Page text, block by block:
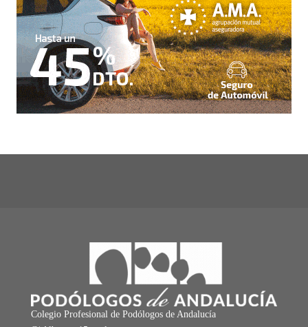
Colegio Profesional de Podólogos de Andalucía